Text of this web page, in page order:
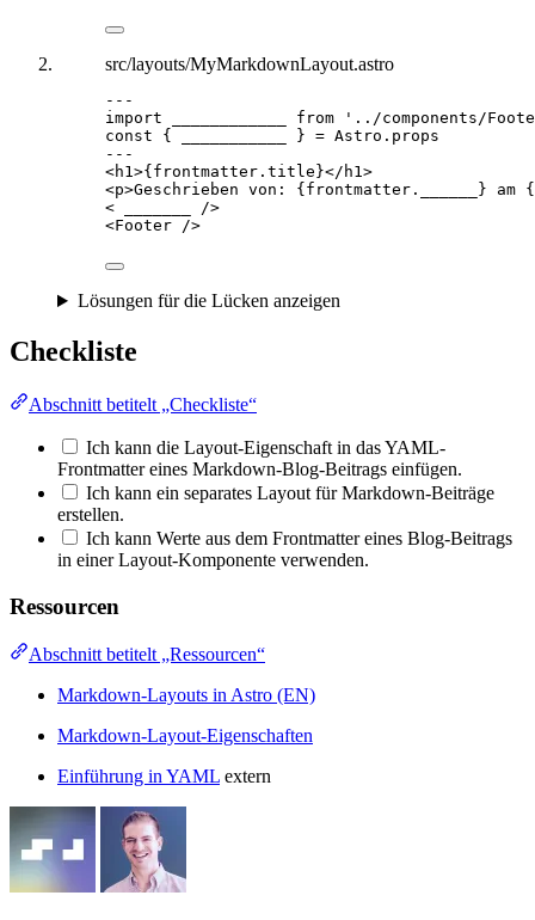
src/layouts/MyMarkdownLayout.astro
---
import
from ' ../components/
const {
} = Astro . props
---
<h1>{ frontmatter . title }</ h1>
<p>Geschrieben von: { frontmatter . } am {
<
/>
<Footer />
Lösungen für die Lücken anzeigen
Checkliste
Abschnitt betitelt „Checkliste“
Ich kann die Layout-Eigenschaft in das YAML-
Frontmatter eines Markdown-Blog-Beitrags einfügen.
Ich kann ein separates Layout für Markdown-Beiträge
erstellen.
Ich kann Werte aus dem Frontmatter eines Blog-Beitrags
in einer Layout-Komponente verwenden.
Ressourcen
Abschnitt betitelt „Ressourcen“
Markdown-Layouts in Astro (EN)
Markdown-Layout-Eigenschaften
Einführung in YAML extern